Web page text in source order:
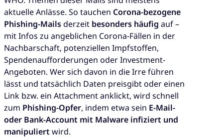
aktuelle Anlässe. So tauchen Corona-bezogene
Phishing-Mailsderzeit besonders häufig auf –
mit Infos zu angeblichen Corona-Fällen in der
Nachbarschaft, potenziellen Impfstoffen,
Spendenaufforderungen oder Investment-
Angeboten. Wer sich davon in die Irre führen
lässt und tatsächlich Daten preisgibt oder einen
Link bzw. ein Attachment anklickt, wird schnell
zum Phishing-Opfer, indem etwa sein E-Mail-
oder Bank-Account mit Malware infiziert und
manipuliert wird.